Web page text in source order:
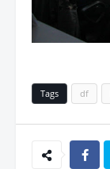
Tags df